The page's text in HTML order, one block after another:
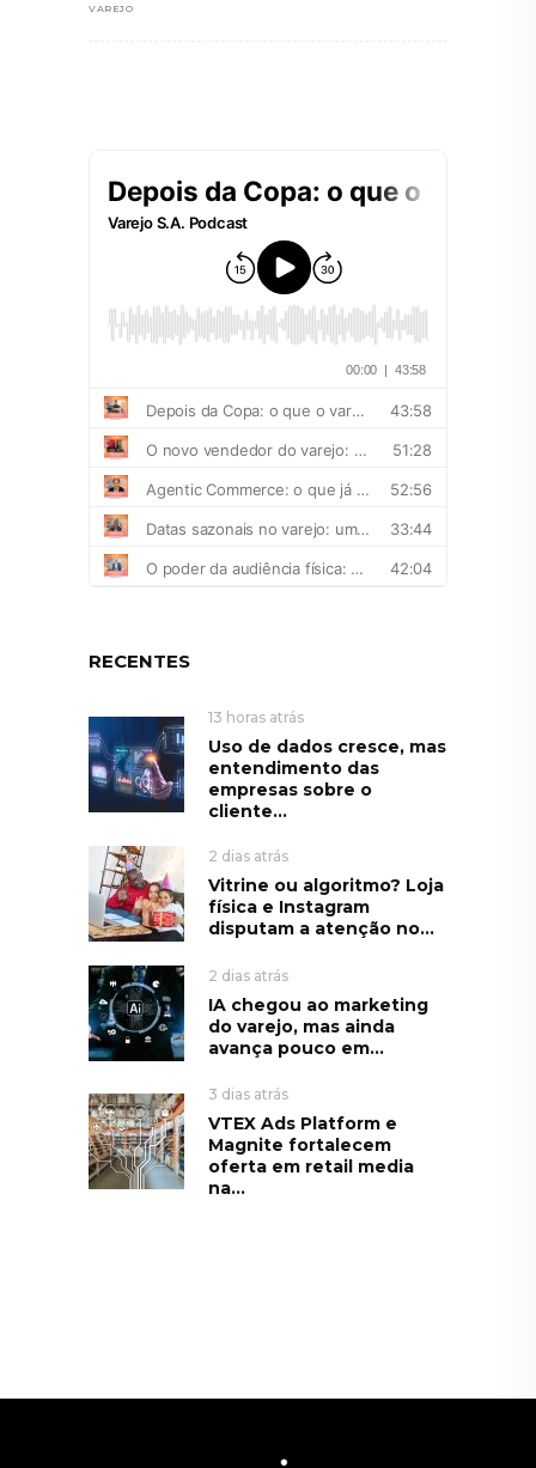
VAREJO
RECENTES
13 horas atrás
Uso de dados cresce, mas
entendimento das
empresas sobre o
cliente...
2 dias atrás
Vitrine ou algoritmo? Loja
física e Instagram
disputam a atenção no...
2 dias atrás
IA chegou ao marketing
do varejo, mas ainda
avança pouco em...
3 dias atrás
VTEX Ads Platform e
Magnite fortalecem
oferta em retail media
na...